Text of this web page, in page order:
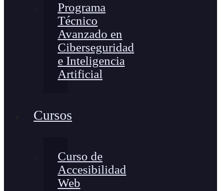
Programa
Técnico
Avanzado en
Ciberseguridad
e Inteligencia
Artificial
Cursos
Curso de
Accesibilidad
Web